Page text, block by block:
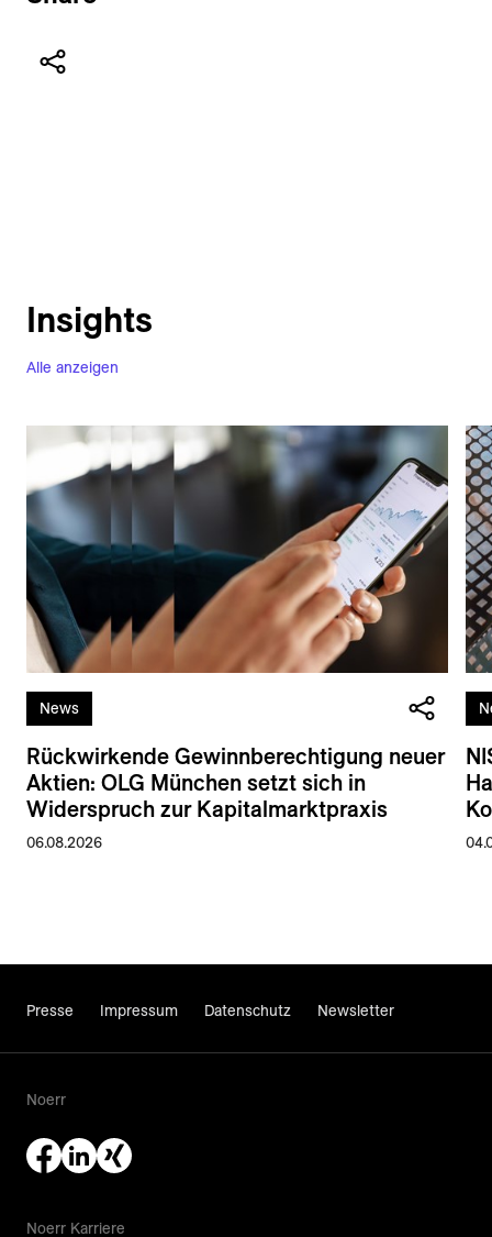
Alle anzeigen
Insights
News
Rückwirkende Gewinnberechtigung neuer
Aktien: OLG München setzt sich in
Widerspruch zur Kapitalmarktpraxis
06.08.2026
Presse Impressum Datenschutz Newsletter
Noerr
Noerr Karriere